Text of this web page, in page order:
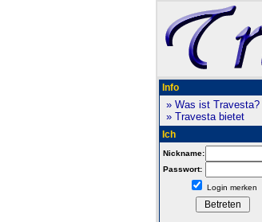
Info
» Was ist Travesta?
» Travesta bietet
Ich
Nickname:
Passwort:
Login merken